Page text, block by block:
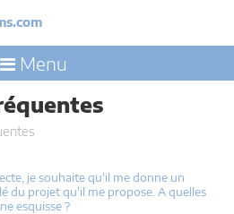
Menu
je souhaite qu'il me donne un
du projet qu'il me propose. A quelles
esquisse ?